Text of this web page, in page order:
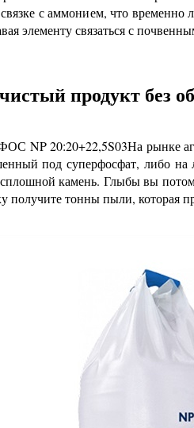
с аммонием, что временно
элементу связаться с
продукт без
20:20+22,5S03На рынке
под суперфосфат, либо
камень. Глыбы вы
получите тонны пыли, которая